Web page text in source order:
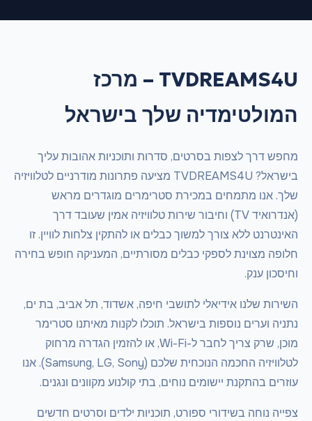
TVDREAMS4U – מרכז
המולטימדיה שלך בישראל
מחפש דרך לצפות בסרטים, סדרות ותוכניות אהובות עליך
בישראל? TVDREAMS4U מציעה פתרונות מודרניים לטלוויזיה
שלך. אנו מתמחים במכירת סטרימרים מוגדרים מראש
(אנדרואיד TV) וחיבור שירות טלוויזיה אמין שעובד דרך
האינטרנט ללא צורך למשוך כבלים או להתקין צלחות לוויין. זו
חלופה מצוינת לספקי כבלים מסורתיים, המעניקה חופש בחירה
וחיסכון ענק.
השירות שלנו אידיאלי לתושבי חיפה, אשדוד, תל אביב, בת ים,
נתניה וערים נוספות בישראל. תוכלו לקנות מאיתנו סטרימר
מוכן, שרק צריך לחבר ל-Wi-Fi, או להזמין הגדרה מרחוק
לטלוויזיה החכמה הנוכחית שלכם (Samsung, LG, Sony). אנו
עוזרים בהתקנת יישומים נוחים, בתי קולנוע מקוונים ונגנים.
צפייה נוחה בשידורי ספורט, תוכניות ילדים וסרטים חדשים